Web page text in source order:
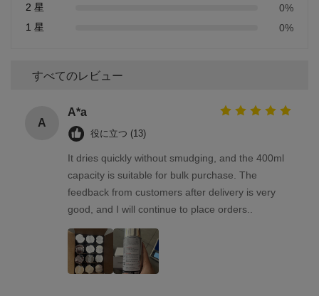
2 星
0%
1 星
0%
すべてのレビュー
A
A*a
役に立つ (13)
It dries quickly without smudging, and the 400ml
capacity is suitable for bulk purchase. The
feedback from customers after delivery is very
good, and I will continue to place orders..